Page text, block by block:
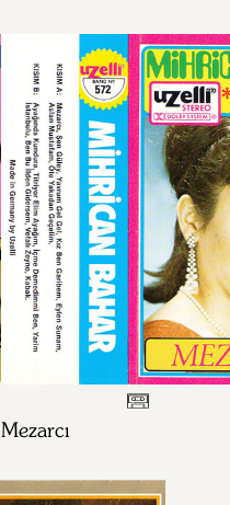
Mezarcı